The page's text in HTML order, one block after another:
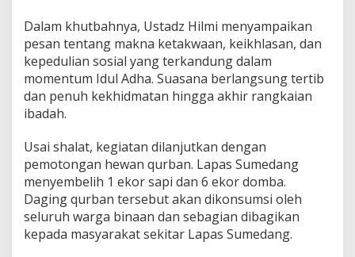
Dalam khutbahnya, Ustadz Hilmi menyampaikan
pesan tentang makna ketakwaan, keikhlasan, dan
kepedulian sosial yang terkandung dalam
momentum Idul Adha. Suasana berlangsung tertib
dan penuh kekhidmatan hingga akhir rangkaian
ibadah.
Usai shalat, kegiatan dilanjutkan dengan
pemotongan hewan qurban. Lapas Sumedang
menyembelih 1 ekor sapi dan 6 ekor domba.
Daging qurban tersebut akan dikonsumsi oleh
seluruh warga binaan dan sebagian dibagikan
kepada masyarakat sekitar Lapas Sumedang.